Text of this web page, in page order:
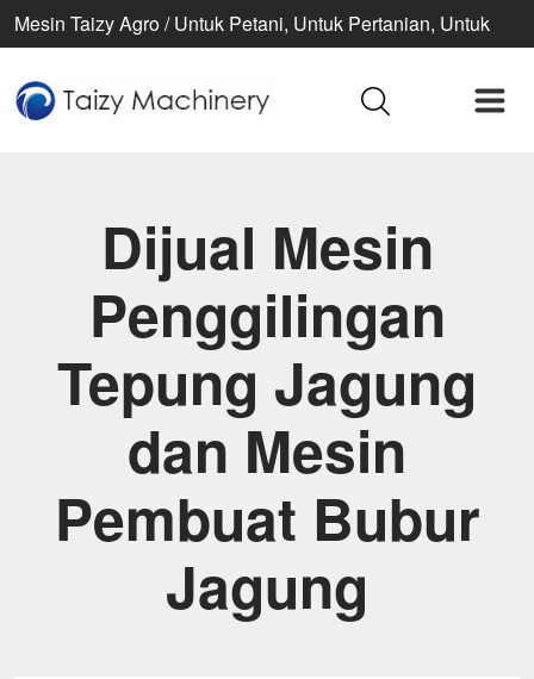
Mesin Taizy Agro / Untuk Petani, Untuk Pertanian, Untuk
Dijual Mesin
Penggilingan
Tepung Jagung
dan Mesin
Pembuat Bubur
Jagung